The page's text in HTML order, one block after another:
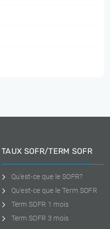
TAUX SOFR/TERM SOFR
Qu'est-ce que le SOFR?
Qu'est-ce que le Term SOFR
Term SOFR 1 mois
Term SOFR 3 mois